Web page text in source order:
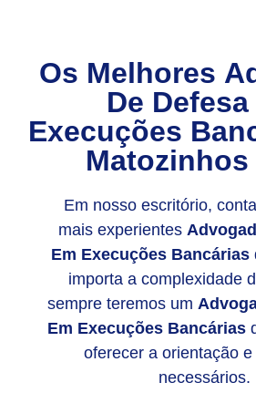
Os Melhores
De Defesa
Execuções
Matozinhos
Em nosso escritório,
mais experientes
Em Execuções Bancárias
importa a complexidade
sempre teremos um
Em Execuções Bancárias
oferecer a orientação
necessários.